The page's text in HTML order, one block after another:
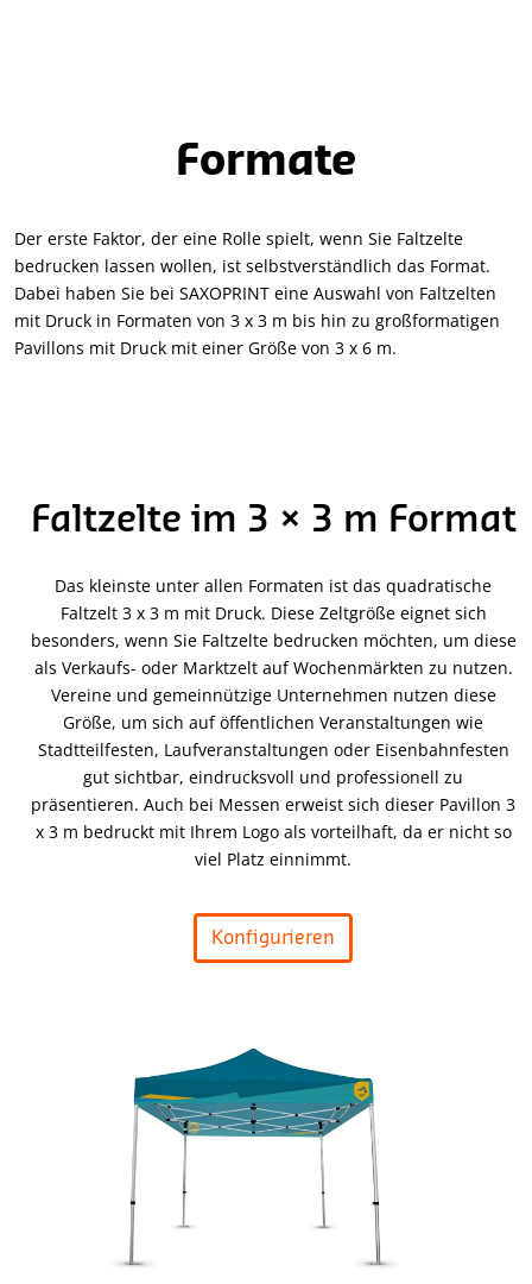
Formate
Der erste Faktor, der eine Rolle spielt, wenn Sie Faltzelte
bedrucken lassen wollen, ist selbstverständlich das Format.
Dabei haben Sie bei SAXOPRINT eine Auswahl von Faltzelten
mit Druck in Formaten von 3 x 3 m bis hin zu großformatigen
Pavillons mit Druck mit einer Größe von 3 x 6 m.
Faltzelte im 3 × 3 m Format
Das kleinste unter allen Formaten ist das quadratische
Faltzelt 3 x 3 m mit Druck. Diese Zeltgröße eignet sich
besonders, wenn Sie Faltzelte bedrucken möchten, um diese
als Verkaufs- oder Marktzelt auf Wochenmärkten zu nutzen.
Vereine und gemeinnützige Unternehmen nutzen diese
Größe, um sich auf öffentlichen Veranstaltungen wie
Stadtteilfesten, Laufveranstaltungen oder Eisenbahnfesten
gut sichtbar, eindrucksvoll und professionell zu
präsentieren. Auch bei Messen erweist sich dieser Pavillon 3
x 3 m bedruckt mit Ihrem Logo als vorteilhaft, da er nicht so
viel Platz einnimmt.
Konfigurieren